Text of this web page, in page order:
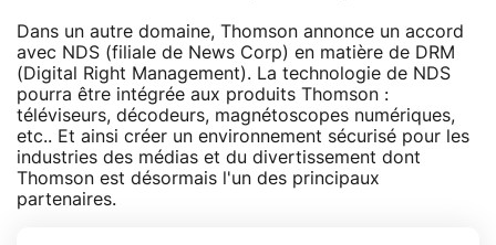
Dans un autre domaine, Thomson annonce un accord
avec NDS (filiale de News Corp) en matière de DRM
(Digital Right Management). La technologie de NDS
pourra être intégrée aux produits Thomson :
téléviseurs, décodeurs, magnétoscopes numériques,
etc.. Et ainsi créer un environnement sécurisé pour les
industries des médias et du divertissement dont
Thomson est désormais l'un des principaux
partenaires.